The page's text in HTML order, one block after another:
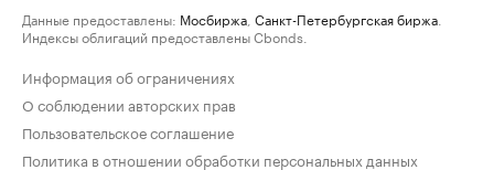
Данные предоставлены: Мосбиржа Санкт-Петербургская биржа
Индексы облигаций предоставлены Cbonds.
Информация об ограничениях
О соблюдении авторских прав
Пользовательское соглашение
Политика в отношении обработки персональных данных